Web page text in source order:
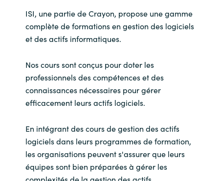
ISI, une partie de Crayon, propose une gamme
complète de formations en gestion des logiciels
et des actifs informatiques.
Nos cours sont conçus pour doter les
professionnels des compétences et des
connaissances nécessaires pour gérer
efficacement leurs actifs logiciels.
En intégrant des cours de gestion des actifs
logiciels dans leurs programmes de formation,
les organisations peuvent s'assurer que leurs
équipes sont bien préparées à gérer les